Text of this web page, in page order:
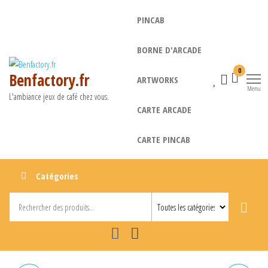
Benfactory.fr
L'ambiance jeux de café chez vous.
PINCAB
BORNE D'ARCADE
ARTWORKS
CARTE ARCADE
CARTE PINCAB
0
Menu
Catégories